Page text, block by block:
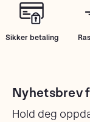
Sikker betaling
Nyhetsbrev
Hold deg